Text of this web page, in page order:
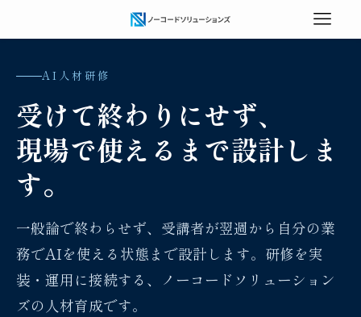
AI人材研修
受けて終わりにせず、
現場で使えるまで設計しま
す。
一般論で終わらせず、受講者が翌週から自分の業
務でAIを使える状態まで設計します。研修を実
装・運用に接続する、ノーコードソリューション
ズの人材育成です。